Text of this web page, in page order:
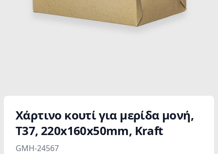
Χάρτινο κουτί για μερίδα μονή,
T37, 220x160x50mm, Kraft
Product information
GMH-24567